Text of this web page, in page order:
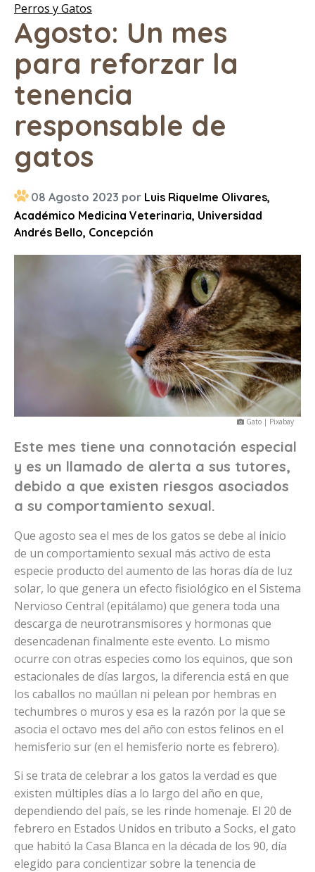
Perros y Gatos
Agosto: Un mes
para reforzar la
tenencia
responsable de
gatos
08 Agosto 2023 por Luis Riquelme Olivares,
Académico Medicina Veterinaria, Universidad
Andrés Bello, Concepción
Gato | Pixabay
Este mes tiene una connotación especial
y es un llamado de alerta a sus tutores,
debido a que existen riesgos asociados
a su comportamiento sexual.
Que agosto sea el mes de los gatos se debe al inicio
de un comportamiento sexual más activo de esta
especie producto del aumento de las horas día de luz
solar, lo que genera un efecto fisiológico en el Sistema
Nervioso Central (epitálamo) que genera toda una
descarga de neurotransmisores y hormonas que
desencadenan finalmente este evento. Lo mismo
ocurre con otras especies como los equinos, que son
estacionales de días largos, la diferencia está en que
los caballos no maúllan ni pelean por hembras en
techumbres o muros y esa es la razón por la que se
asocia el octavo mes del año con estos felinos en el
hemisferio sur (en el hemisferio norte es febrero).
Si se trata de celebrar a los gatos la verdad es que
existen múltiples días a lo largo del año en que,
dependiendo del país, se les rinde homenaje. El 20 de
febrero en Estados Unidos en tributo a Socks, el gato
que habitó la Casa Blanca en la década de los 90, día
elegido para concientizar sobre la tenencia de